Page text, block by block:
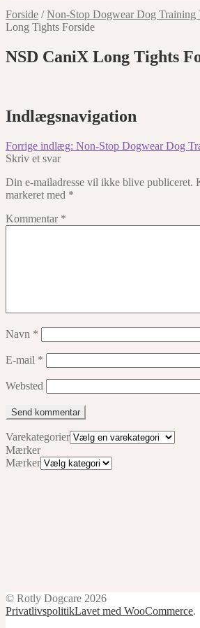
Forside /Non-Stop Dogwear Dog Training
Long Tights Forside
NSD CaniX Long Tights
Indlægsnavigation
Forrige indlæg: Non-Stop Dogwear Dog
Skriv et svar
Din e-mailadresse vil ikke blive publiceret.
markeret med *
Kommentar *
Navn *
E-mail *
Websted
Varekategorier
Mærker
Mærker
© Rotly Dogcare 2026
PrivatlivspolitikLavet med WooCommerce.